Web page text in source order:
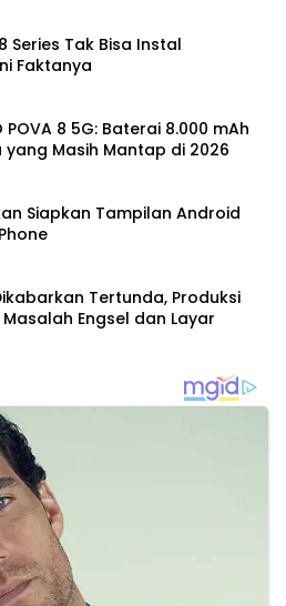
Series Tak Bisa Instal
Faktanya
POVA 8 5G: Baterai 8.000 mAh
Masih Mantap di 2026
Siapkan Tampilan Android
Tertunda, Produksi
Engsel dan Layar